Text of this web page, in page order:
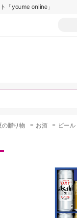
「youme online」
の贈り物 - お酒 - ビール